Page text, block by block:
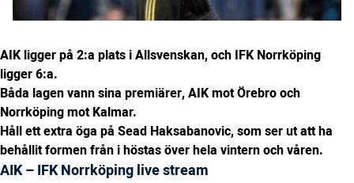
AIK ligger på 2:a plats i Allsvenskan, och IFK Norrköping
ligger 6:a.
Båda lagen vann sina premiärer, AIK mot Örebro och
Norrköping mot Kalmar.
Håll ett extra öga på Sead Haksabanovic, som ser ut att ha
behållit formen från i höstas över hela vintern och våren.
AIK – IFK Norrköping live stream